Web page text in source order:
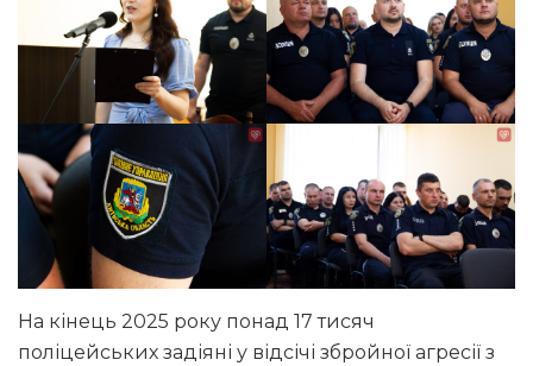
На кінець 2025 року понад 17 тисяч
поліцейських задіяні у відсічі збройної агресії з